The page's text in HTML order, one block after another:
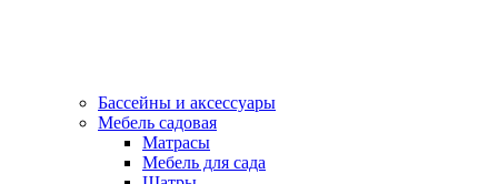
Бассейны и аксессуары
Мебель садовая
Матрасы
Мебель для сада